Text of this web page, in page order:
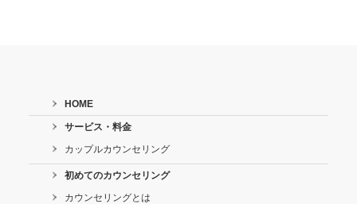
HOME
サービス・料金
カップルカウンセリング
初めてのカウンセリング
カウンセリングとは